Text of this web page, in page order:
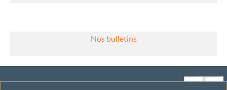
Nos bulletins